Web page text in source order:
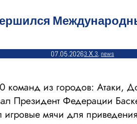
07.05.20263 Х 3, news
команд из городов:
Президент Федерации
игровые мячи для